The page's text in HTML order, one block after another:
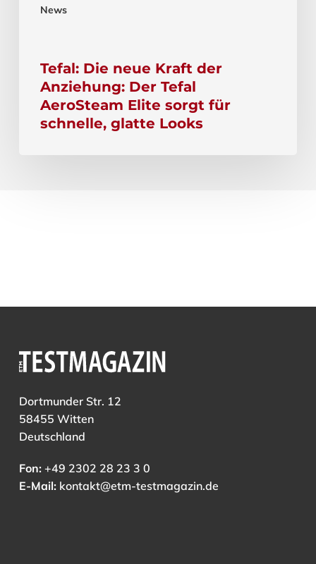
News
Tefal: Die neue Kraft der
Anziehung: Der Tefal
AeroSteam Elite sorgt für
schnelle, glatte Looks
Dortmunder Str. 12
58455 Witten
Deutschland
Fon:+49 2302 28 23 3 0
E-Mail: kontakt@etm-testmagazin.de